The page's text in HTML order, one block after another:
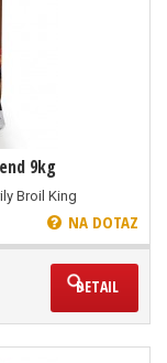
9kg
Broil King
NA DOTAZ
DETAIL